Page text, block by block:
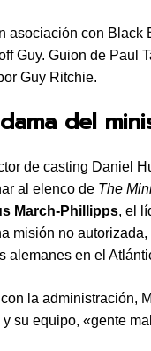
asociación con Black
Guy. Guion de Paul
Guy Ritchie.
del
de casting Daniel
al elenco de The
March-Phillipps, el
misión no
alemanes en el
la administración,
su equipo, «gente